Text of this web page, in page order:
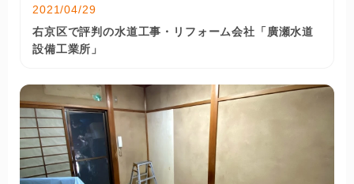
2021/04/29
右京区で評判の水道工事・リフォーム会社「廣瀬水道
設備工業所」